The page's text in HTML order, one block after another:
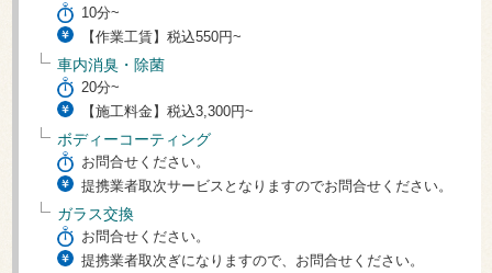
10分~
【作業工賃】税込550円~
車内消臭・除菌
20分~
【施工料金】税込3,300円~
ボディーコーティング
お問合せください。
提携業者取次サービスとなりますのでお問合せください。
ガラス交換
お問合せください。
提携業者取次ぎになりますので、お問合せください。